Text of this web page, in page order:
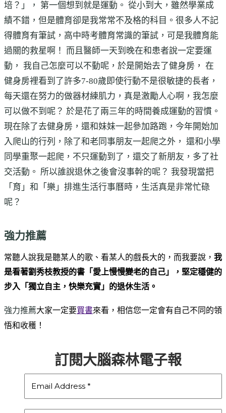
培？」， 第一個想到就是運動。 從小到大，雖然學業成
績不錯，但是體育卻是我常常不及格的科目。很多人不記
得體育有筆試，高中時考體育常識的筆試，可是我體育能
過關的救星啊！ 而且醫師一天到晚在和患者說一定要運
動， 我自己怎麼可以不動呢，於是開始去了健身房， 在
健身房裡看到了許多7-80歲即使行動不是很敏捷的長者，
每天還在努力的做器材練肌力，真是激勵人心啊，我怎麼
可以做不到呢？ 於是花了兩三年的時間養成運動的習慣。
現在除了去健身房，還和妹妹一起參加路跑，今年開始加
入爬山的行列，除了和老同事朋友一起爬之外， 還和小學
同學重聚一起爬，不只運動到了，還交了新朋友，多了社
交活動。 所以誰說退休之後會沒事幹的呢？ 我發現當把
「育」和「樂」排進生活行事曆時，生活真是非常忙碌
呢？
強力推薦
常聽人說我是聽某人的歌、看某人的戲長大的，而我要說， 我
是看著劉秀枝教授的書「愛上慢慢變老的自己」，堅定穩健的
步入 「獨立自主，快樂充實」的退休生活 。
強力推薦大家一定要買書來看，相信您一定會有自己不同的領
悟和收穫！
訂閱大腦森林電子報